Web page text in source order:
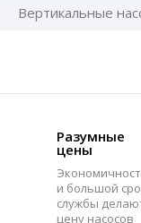
Вертикальные
Разумные
цены
и большой
службы
цену насосов